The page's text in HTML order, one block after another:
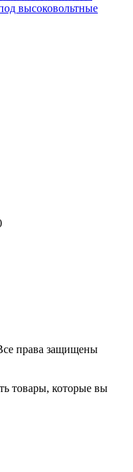
высоковольтные
права защищены
товары, которые вы